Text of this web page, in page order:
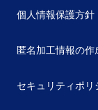
個人情報保護方針
匿名加工情報の
セキュリティポリ